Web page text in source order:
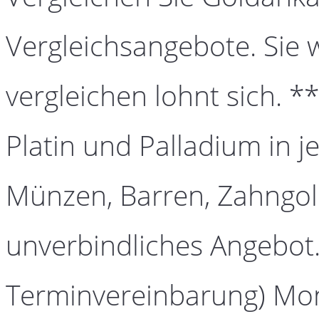
Vergleichsangebote. Sie
vergleichen lohnt sich.
Platin und Palladium in
Münzen, Barren,
unverbindliches
Terminvereinbarung)